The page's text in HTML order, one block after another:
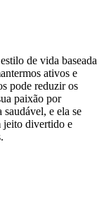
de vida baseada
ativos e
pode reduzir os
paixão por
e ela se
jeito divertido e